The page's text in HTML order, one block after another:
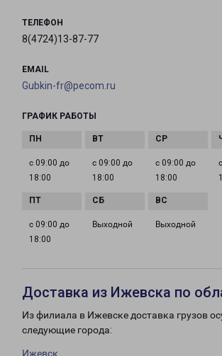
ТЕЛЕФОН
8(4724)13-87-77
EMAIL
Gubkin-fr@pecom.ru
ГРАФИК РАБОТЫ
с 09:00 до
18:00
с 09:00 до
18:00
с 09:00 до
18:00
с 09:00 до
18:00
Выходной Выходной
Доставка из Ижевска по
Из филиала в Ижевске доставка грузов
следующие города:
Ижевск